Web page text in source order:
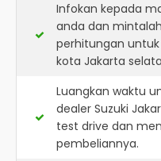
Infokan kepada
anda dan
perhitungan
kota Jakarta
Luangkan waktu
dealer Suzuki
test drive dan
pembeliannya.